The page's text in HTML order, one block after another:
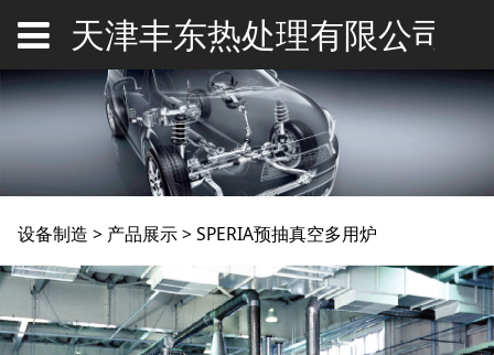
天津丰东热处理有限公司
SPERIA预抽真空多用炉
设备制造 > 产品展示>SPERIA预抽真空多用炉